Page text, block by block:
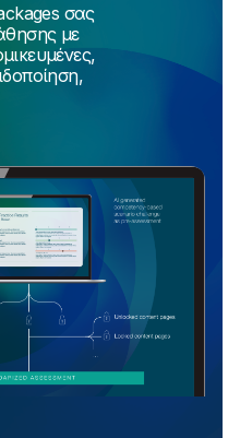
σας
με